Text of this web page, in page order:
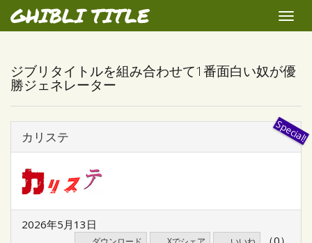
GHIBLI TITLE
Toggle
ジブリタイトルを組み合わせて1番面白い奴が優
勝ジェネレーター
カリステ
2026年5月13日